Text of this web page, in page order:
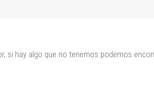
si hay algo que no tenemos podemos